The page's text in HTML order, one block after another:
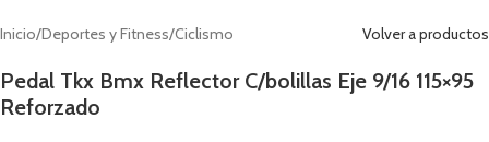
Inicio/Deportes y Fitness/Ciclismo Volver a productos
Pedal Tkx Bmx Reflector C/bolillas Eje 9/16 115×95
Reforzado